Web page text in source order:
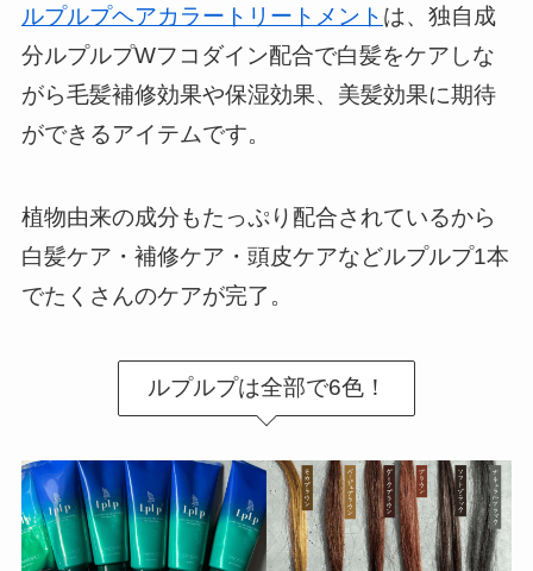
ルプルプヘアカラートリートメント は、独自成
分ルプルプWフコダイン配合で白髪をケアしな
がら毛髪補修効果や保湿効果、美髪効果に期待
ができるアイテムです。
植物由来の成分もたっぷり配合されているから
白髪ケア・補修ケア・頭皮ケアなどルプルプ1本
でたくさんのケアが完了。
ルプルプは全部で6色！